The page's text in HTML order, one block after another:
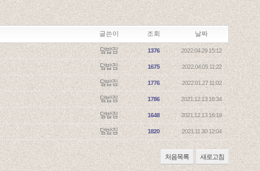
글쓴이 조회 날짜
덮밥집 1376 2022.04.29 15:12
덮밥집 1675 2022.04.05 11:22
덮밥집 1776 2022.01.27 11:02
덮밥집 1786 2021.12.13 16:34
덮밥집 1648 2021.12.13 16:19
덮밥집 1820 2021.11.30 12:04
처음목록 새로고침